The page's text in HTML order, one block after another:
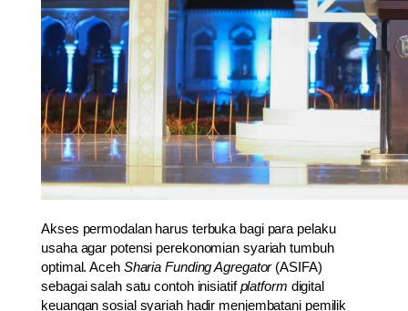
Akses permodalan harus terbuka bagi para pelaku
usaha agar potensi perekonomian syariah tumbuh
optimal. Aceh Sharia Funding Agregator(ASIFA)
sebagai salah satu contoh inisiatifplatform digital
keuangan sosial syariah hadir menjembatani pemilik